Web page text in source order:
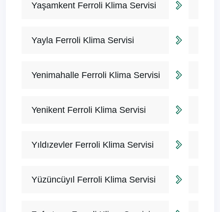
Yaşamkent Ferroli Klima Servisi
Yayla Ferroli Klima Servisi
Yenimahalle Ferroli Klima Servisi
Yenikent Ferroli Klima Servisi
Yıldızevler Ferroli Klima Servisi
Yüzüncüyıl Ferroli Klima Servisi